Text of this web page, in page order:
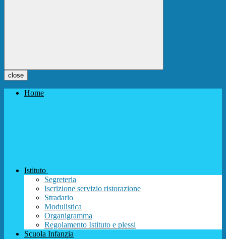
close
Home
Istituto
Segreteria
Iscrizione servizio ristorazione
Stradario
Modulistica
Organigramma
Regolamento Istituto e plessi
Scuola Infanzia